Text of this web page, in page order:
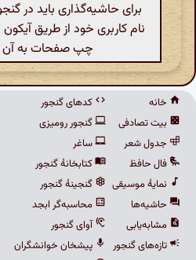
برای حاشیه‌گذاری باید در
نام کاربری خود از طریق
چپ صفحات به آن
خانه
بیت تصادفی
جدول شعر
فال حافظ
نمایهٔ موسیقی
حاشیه‌ها
مشابه‌یابی
تازه‌های گنجور
کدهای گنجور
گنجور رومیزی
ساغر
کتابخانهٔ گنجور
گنجینهٔ گنجور
محاسبه‌گر ابجد
آوای گنجور
پیشخان خوانشگران